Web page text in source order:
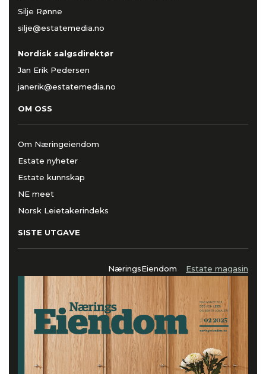
Silje Rønne
silje@estatemedia.no
Nordisk salgsdirektør
Jan Erik Pedersen
janerik@estatemedia.no
OM OSS
Om Næringeiendom
Estate nyheter
Estate kunnskap
NE meet
Norsk Leietakerindeks
SISTE UTGAVE
NæringsEiendom Estate magasin